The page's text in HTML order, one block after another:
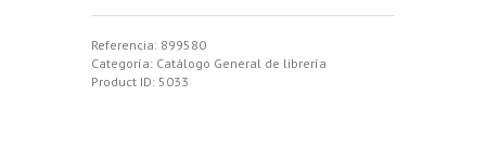
CON
RECLAMO.
Un
Referencia: 899580
Categoría: Catálogo General de librería
Product ID: 5033